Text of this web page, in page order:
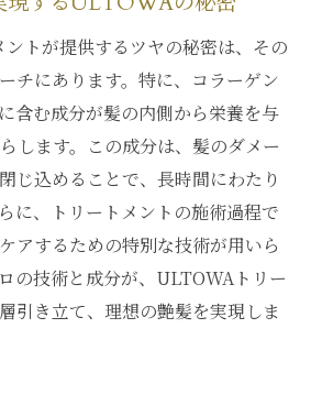
トが提供するツヤの秘密は、その
チにあります。特に、コラーゲン
含む成分が髪の内側から栄養を与
します。この成分は、髪のダメー
じ込めることで、長時間にわたり
に、トリートメントの施術過程で
アするための特別な技術が用いら
の技術と成分が、ULTOWAトリー
引き立て、理想の艶髪を実現しま